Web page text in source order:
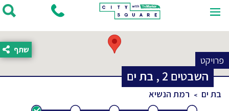
פרויקט
השבטים 2
, בת ים
שתף
בת ים רמת הנשיא